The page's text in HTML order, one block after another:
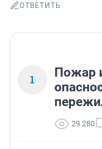
ОТВЕТИТЬ
1
Пожар
29 280